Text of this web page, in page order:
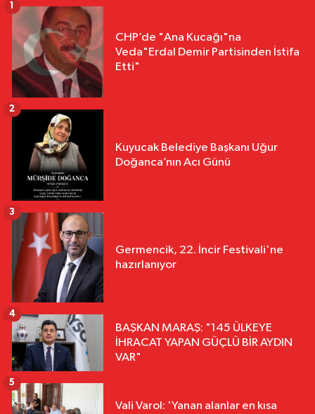
CHP’de "Ana Kucağı"na
Veda"Erdal Demir Partisinden İstifa
Etti"
Kuyucak Belediye Başkanı Uğur
Doğanca’nın Acı Günü
2
Germencik, 22. İncir Festivali'ne
hazırlanıyor
3
BAŞKAN MARAŞ: "145 ÜLKEYE
İHRACAT YAPAN GÜÇLÜ BİR AYDIN
VAR"
4
Vali Varol: 'Yanan alanlar en kısa
5